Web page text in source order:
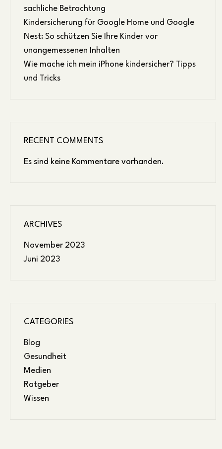
sachliche Betrachtung
Kindersicherung für Google Home und Google
Nest: So schützen Sie Ihre Kinder vor
unangemessenen Inhalten
Wie mache ich mein iPhone kindersicher? Tipps
und Tricks
RECENT COMMENTS
Es sind keine Kommentare vorhanden.
ARCHIVES
November 2023
Juni 2023
CATEGORIES
Blog
Gesundheit
Medien
Ratgeber
Wissen